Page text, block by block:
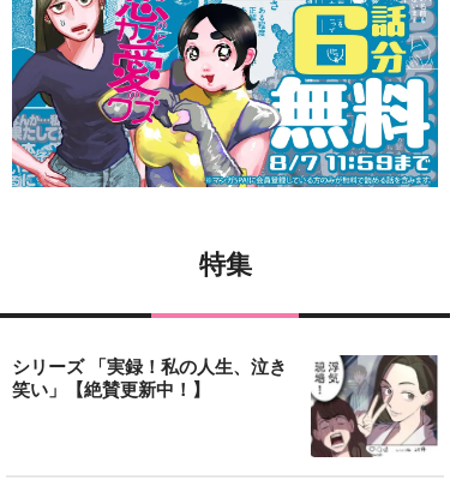
特集
シリーズ 「実録！私の人生、泣き
笑い」【絶賛更新中！】